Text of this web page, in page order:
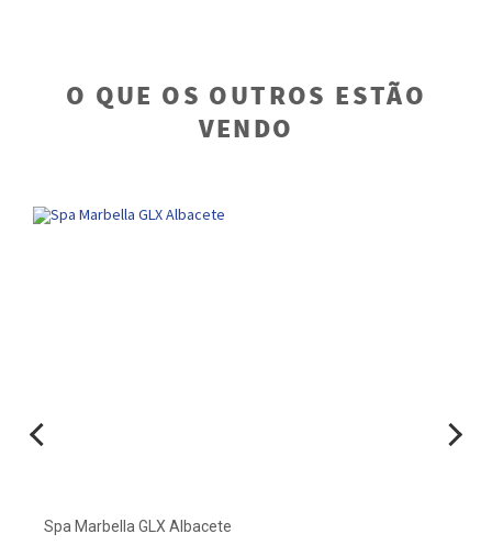
O QUE OS OUTROS ESTÃO
VENDO
Spa Marbella GLX Albacete